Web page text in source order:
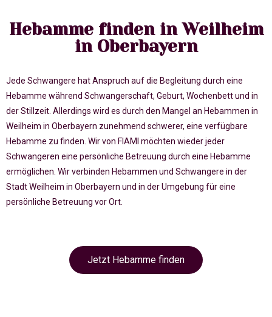
Hebamme finden in Weilheim
in Oberbayern
Jede Schwangere hat Anspruch auf die Begleitung durch eine
Hebamme während Schwangerschaft, Geburt, Wochenbett und in
der Stillzeit. Allerdings wird es durch den Mangel an Hebammen in
Weilheim in Oberbayern zunehmend schwerer, eine verfügbare
Hebamme zu finden. Wir von FIAMI möchten wieder jeder
Schwangeren eine persönliche Betreuung durch eine Hebamme
ermöglichen. Wir verbinden Hebammen und Schwangere in der
Stadt Weilheim in Oberbayern und in der Umgebung für eine
persönliche Betreuung vor Ort.
Jetzt Hebamme finden